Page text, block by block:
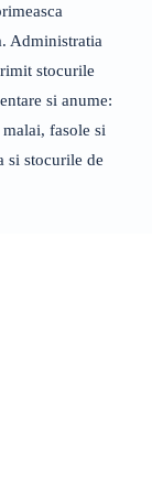
Administratia
stocurile
si anume:
fasole si
si stocurile de